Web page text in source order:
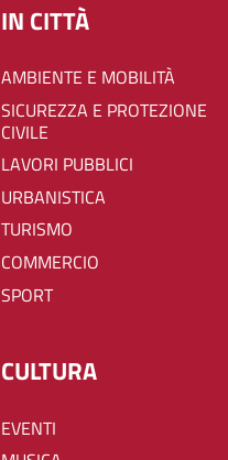
IN CITTÀ
AMBIENTE E MOBILITÀ
SICUREZZA E PROTEZIONE
CIVILE
LAVORI PUBBLICI
URBANISTICA
TURISMO
COMMERCIO
SPORT
CULTURA
EVENTI